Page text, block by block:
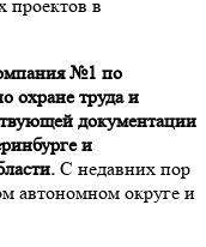
проектов в
№1 по
охране труда и
документации
и
С недавних пор
автономном округе и